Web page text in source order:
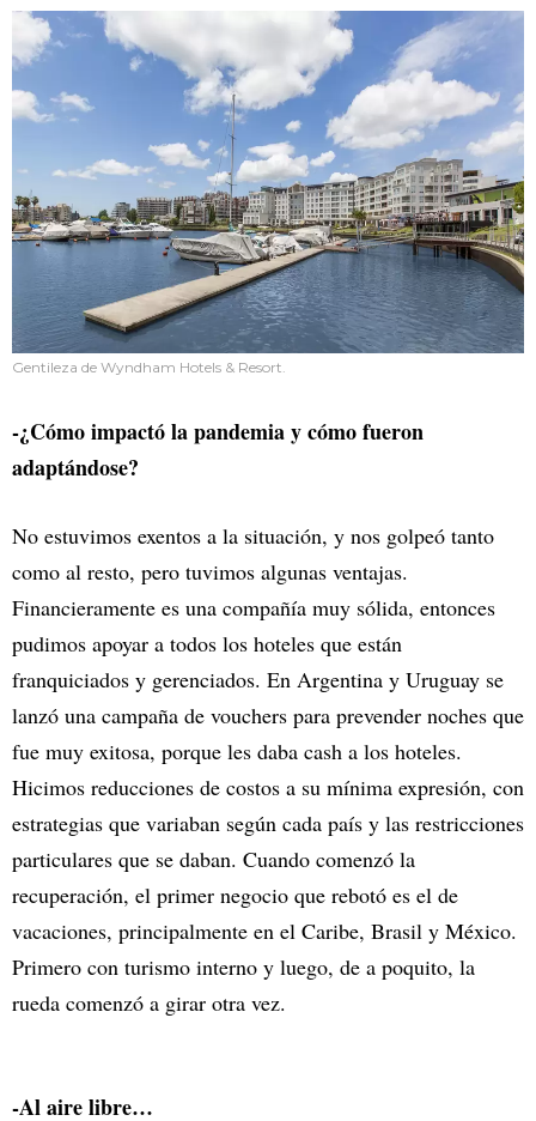
Gentileza de Wyndham Hotels & Resort.
-¿Cómo impactó la pandemia y cómo fueron
adaptándose?
No estuvimos exentos a la situación, y nos golpeó tanto
como al resto, pero tuvimos algunas ventajas.
Financieramente es una compañía muy sólida, entonces
pudimos apoyar a todos los hoteles que están
franquiciados y gerenciados. En Argentina y Uruguay se
lanzó una campaña de vouchers para prevender noches que
fue muy exitosa, porque les daba cash a los hoteles.
Hicimos reducciones de costos a su mínima expresión, con
estrategias que variaban según cada país y las restricciones
particulares que se daban. Cuando comenzó la
recuperación, el primer negocio que rebotó es el de
vacaciones, principalmente en el Caribe, Brasil y México.
Primero con turismo interno y luego, de a poquito, la
rueda comenzó a girar otra vez.
-Al aire libre…